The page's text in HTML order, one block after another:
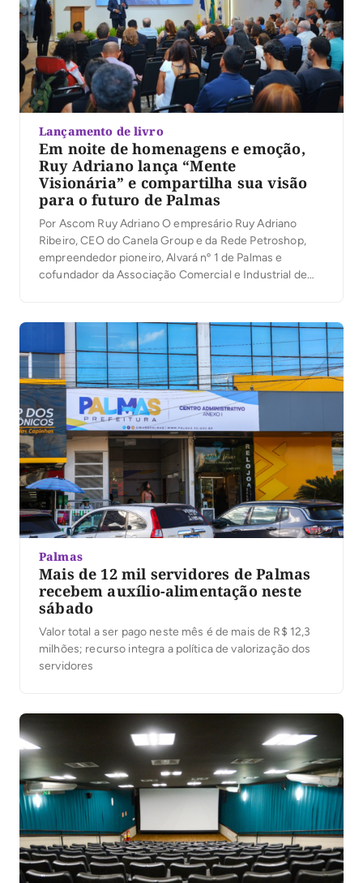
Lançamento de livro
Em noite de homenagens e emoção,
Ruy Adriano lança “Mente
Visionária” e compartilha sua visão
para o futuro de Palmas
Por Ascom Ruy Adriano O empresário Ruy Adriano
Ribeiro, CEO do Canela Group e da Rede Petroshop,
empreendedor pioneiro, Alvará nº 1 de Palmas e
cofundador da Associação Comercial e Industrial de
solenidade de inauguração do novo auditório da
entidade. […]
Palmas
Mais de 12 mil servidores de Palmas
recebem auxílio-alimentação neste
sábado
Valor total a ser pago neste mês é de mais de R$ 12,3
milhões; recurso integra a política de valorização dos
servidores